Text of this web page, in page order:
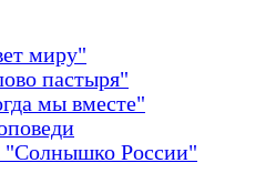
миру"
пастыря"
мы вместе"
"Солнышко России"